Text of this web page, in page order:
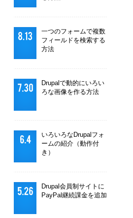
一つのフォームで複数
フィールドを検索する
方法
Drupalで動的にいろい
ろな画像を作る方法
いろいろなDrupalフォ
ームの紹介（動作付
き）
Drupal会員制サイトに
PayPal継続課金を追加